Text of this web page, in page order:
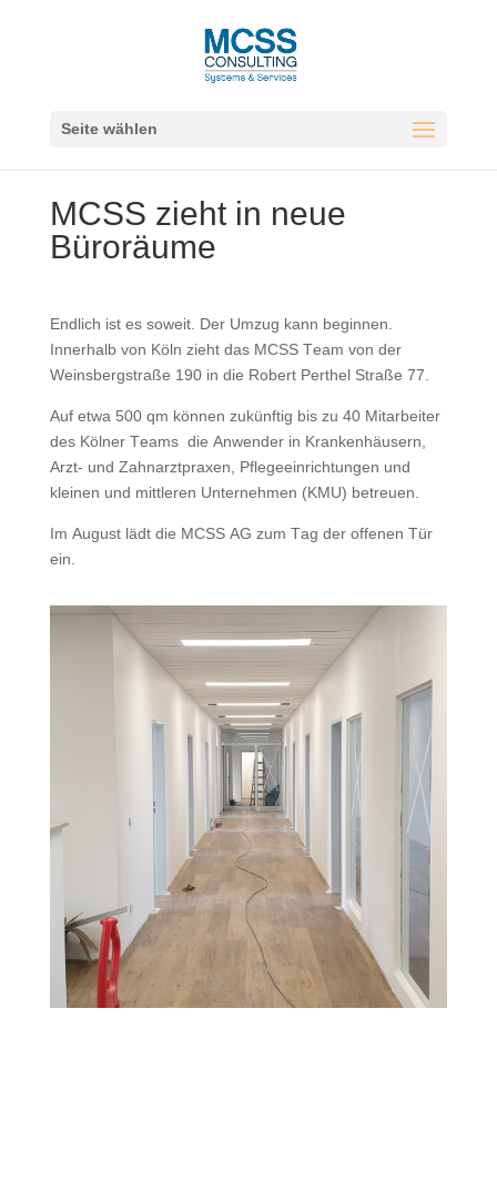
Seite wählen
MCSS zieht in neue
Büroräume
Endlich ist es soweit. Der Umzug kann beginnen.
Innerhalb von Köln zieht das MCSS Team von der
Weinsbergstraße 190 in die Robert Perthel Straße 77.
Auf etwa 500 qm können zukünftig bis zu 40 Mitarbeiter
des Kölner Teams die Anwender in Krankenhäusern,
Arzt- und Zahnarztpraxen, Pflegeeinrichtungen und
kleinen und mittleren Unternehmen (KMU) betreuen.
Im August lädt die MCSS AG zum Tag der offenen Tür
ein.